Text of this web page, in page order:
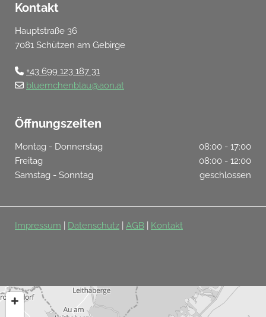
Kontakt
Hauptstraße 36
7081 Schützen am Gebirge
 +43 699 123 187 31
 bluemchenblau@aon.at
Öffnungszeiten
Montag - Donnerstag
08:00 - 17:00
Freitag
08:00 - 12:00
Samstag - Sonntag
geschlossen
Impressum Datenschutz AGB Kontakt